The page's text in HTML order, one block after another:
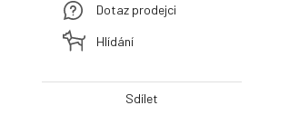
Dotaz prodejci
Hlídání
Sdílet